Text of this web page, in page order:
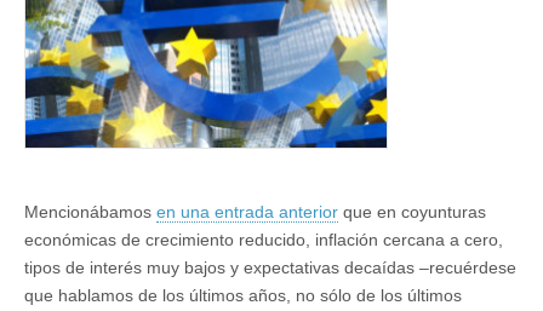
Mencionábamos en una entrada anterior que en coyunturas
económicas de crecimiento reducido, inflación cercana a cero,
tipos de interés muy bajos y expectativas decaídas –recuérdese
que hablamos de los últimos años, no sólo de los últimos